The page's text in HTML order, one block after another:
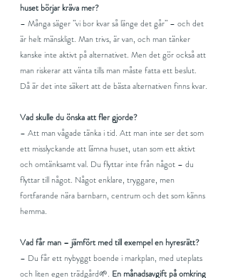
huset börjar kräva mer?
– Många säger ”vi bor kvar så länge det går” – och det
är helt mänskligt. Man trivs, är van, och man tänker
kanske inte aktivt på alternativet. Men det gör också att
man riskerar att vänta tills man måste fatta ett beslut.
Då är det inte säkert att de bästa alternativen finns kvar.
Vad skulle du önska att fler gjorde?
– Att man vågade tänka i tid. Att man inte ser det som
ett misslyckande att lämna huset, utan som ett aktivt
och omtänksamt val. Du flyttar inte från något – du
flyttar till något. Något enklare, tryggare, men
fortfarande nära barnbarn, centrum och det som känns
hemma.
Vad får man – jämfört med till exempel en hyresrätt?
– Du får ett nybyggt boende i markplan, med uteplats
och liten egen trädgård🌱. En månadsavgift på omkring